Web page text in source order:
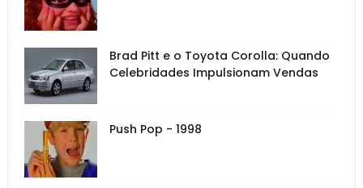
Brad Pitt e o Toyota Corolla: Quando
Celebridades Impulsionam Vendas
Push Pop - 1998